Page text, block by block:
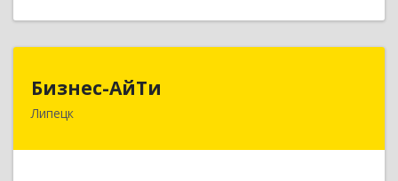
Бизнес-АйТи
Липецк
398008, Липецкая обл, Липецк г, 50 лет НЛМК